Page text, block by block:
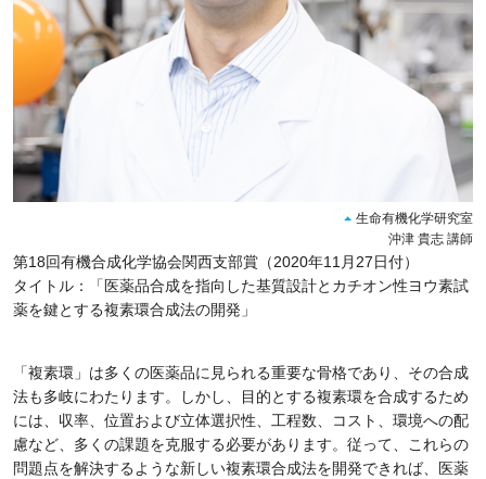
生命有機化学研究室
沖津 貴志 講師
第18回有機合成化学協会関西支部賞（2020年11月27日付）
タイトル：「医薬品合成を指向した基質設計とカチオン性ヨウ素試
薬を鍵とする複素環合成法の開発」
「複素環」は多くの医薬品に見られる重要な骨格であり、その合成
法も多岐にわたります。しかし、目的とする複素環を合成するため
には、収率、位置および立体選択性、工程数、コスト、環境への配
慮など、多くの課題を克服する必要があります。従って、これらの
問題点を解決するような新しい複素環合成法を開発できれば、医薬